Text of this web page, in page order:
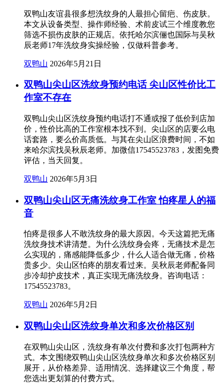
双鸭山友谊县很多想洗纹身的人最担心留疤、伤皮肤。
本文从设备类型、操作师经验、术前皮试三个维度教您
筛选不损伤皮肤的正规店。依托哈尔滨俪也国际与吴秋
辰老师17年洗纹身实操经验，仅做科普参考。
双鸭山 2026年5月21日
双鸭山尖山区洗纹身预约电话 尖山区性价比工
作室不存在
双鸭山尖山区洗纹身预约电话打不通或报了低价到店加
价，性价比高的工作室根本找不到。尖山区的店要么电
话套路，要么价高质低。与其在尖山区浪费时间，不如
来哈尔滨找吴秋辰老师。加微信17545523783，发图免费
评估，当天回复。
双鸭山 2026年5月3日
双鸭山尖山区无痛洗纹身工作室 怕疼星人的福
音
怕疼是很多人不敢洗纹身的最大原因。今天这篇把无痛
洗纹身技术讲清楚。为什么洗纹身会疼，无痛技术是怎
么实现的，痛感能降低多少，什么人适合做无痛，价格
贵多少。尖山区怕疼的朋友看过来。吴秋辰老师配备同
步冷却护皮技术，真正实现无痛洗纹身。咨询电话：
17545523783。
双鸭山 2026年5月2日
双鸭山尖山区洗纹身单次和多次价格区别
在双鸭山尖山区，洗纹身有单次付费和多次打包两种方
式。本文围绕双鸭山尖山区洗纹身单次和多次价格区别
展开，从价格差异、适用情况、选择建议三个角度，帮
您选出更划算的付费方式。